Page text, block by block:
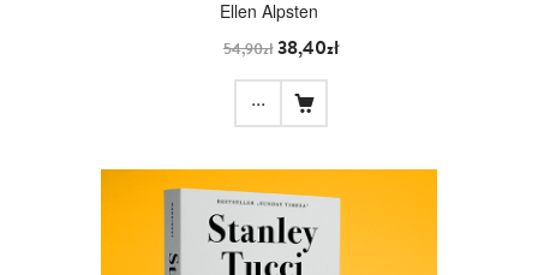
Ellen Alpsten
54,90zł38,40zł
...